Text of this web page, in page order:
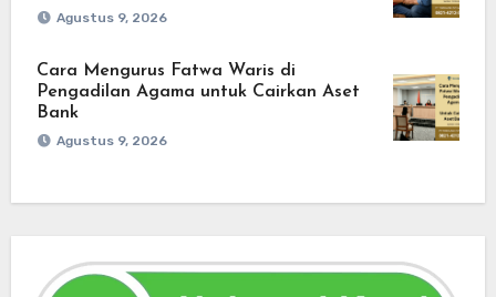
Agustus 9, 2026
Cara Mengurus Fatwa Waris di
Pengadilan Agama untuk Cairkan Aset
Bank
Agustus 9, 2026